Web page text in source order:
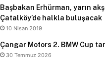
Başbakan Erhürman, yarın
Çatalköy’de halkla buluşacak
10 Nisan 2019
Çangar Motors 2. BMW Cup
30 Temmuz 2026